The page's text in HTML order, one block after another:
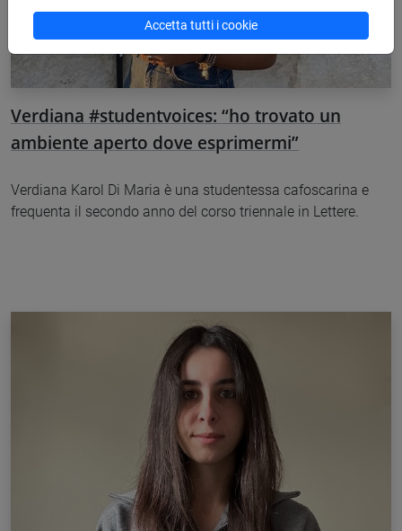
Verdiana #studentvoices: “ho trovato un
ambiente aperto dove esprimermi”
Verdiana Karol Di Maria è una studentessa cafoscarina e
frequenta il secondo anno del corso triennale in Lettere.
Accetta tutti i cookie